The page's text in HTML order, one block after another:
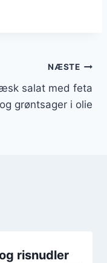
NÆSTE
salat med feta
og grøntsager i olie
risnudler